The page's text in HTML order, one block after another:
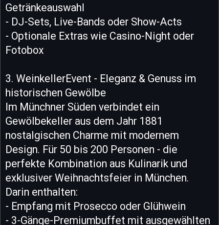
Getränkeauswahl
- DJ-Sets, Live-Bands oder Show-Acts
- Optionale Extras wie Casino-Night oder
Fotobox
3. WeinkellerEvent - Eleganz & Genuss im
historischen Gewölbe
Im Münchner Süden verbindet ein
Gewölbekeller aus dem Jahr 1881
nostalgischen Charme mit modernem
Design. Für 50 bis 200 Personen - die
perfekte Kombination aus Kulinarik und
exklusiver Weihnachtsfeier in München.
Darin enthalten:
- Empfang mit Prosecco oder Glühwein
- 3-Gänge-Premiumbuffet mit ausgewählten